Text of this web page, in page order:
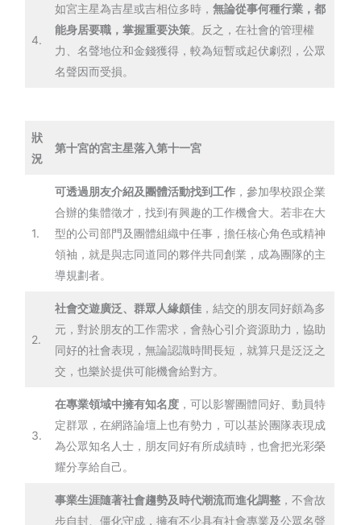
4.
如宮主星為吉星或吉相位多時，無論從事何種行業，都
能身居要職，掌握重要決策。反之，在社會的管理權
力、名聲地位和金錢獲得，較為短暫或起伏劇烈，公眾
名聲因而受損。
狀
況
第十宮的宮主星落入第十一宮
1.
可透過朋友介紹及團體活動找到工作 ，參加學校跟企業
合辦的集體徵才，找到有興趣的工作機會大。若非在大
型的公司部門及團體組織中任事，擔任核心角色或精神
領袖，就是與志同道同的夥伴共同創業，成為團隊的主
導規劃者。
2.
社會交遊廣泛、群眾人緣頗佳 ，結交的朋友同好頗為多
元，對於朋友的工作需求，會熱心引介資源助力，協助
同好的社會表現，無論認識時間長短，就算只是泛泛之
交，也樂於提供可能機會給對方。
3.
在專業領域中擁有知名度 ，可以影響團體同好、動員特
定群眾，在網路論壇上也有勢力，可以基於團隊表現成
為公眾知名人士，朋友同好有所成績時，也會把光彩榮
耀分享給自己。
事業生涯隨著社會趨勢及時代潮流而進化調整 ，不會故
步自封、僵化守成，擁有不少具有社會專業及公眾名聲